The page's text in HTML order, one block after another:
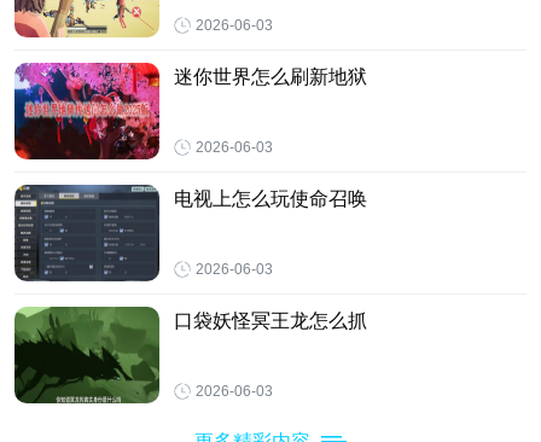
2026-06-03
迷你世界怎么刷新地狱
2026-06-03
电视上怎么玩使命召唤
2026-06-03
口袋妖怪冥王龙怎么抓
2026-06-03